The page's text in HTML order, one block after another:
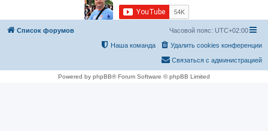
Список форумов Часовой пояс: UTC+02:00
Удалить cookies конференции
Наша команда
Связаться с администрацией
Powered by phpBB® Forum Software © phpBB Limited